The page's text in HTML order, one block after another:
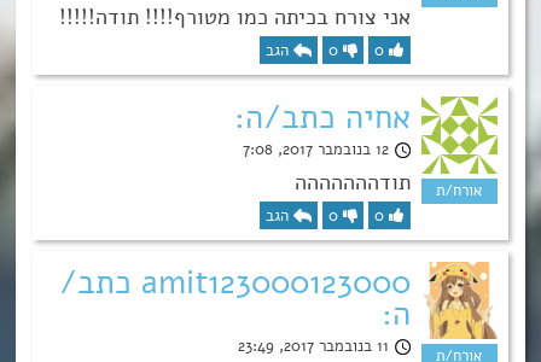
אני צורח בכיתה כמו מטורף!!!! תודה!!!!!
0
0 הגב
אחיה כתב/ה:
12 בנובמבר 2017, 7:08
תודההההההה
0
0 הגב
amit123000123000 כתב/
ה:
11 בנובמבר 2017, 23:49